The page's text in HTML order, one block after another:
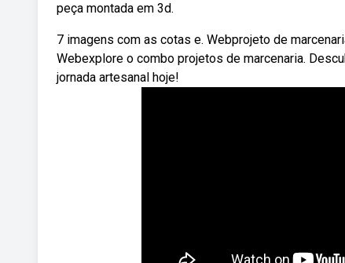
peça montada em 3d.
7 imagens com as cotas e. Webprojeto de
Webexplore o combo projetos de marcenaria.
jornada artesanal hoje!